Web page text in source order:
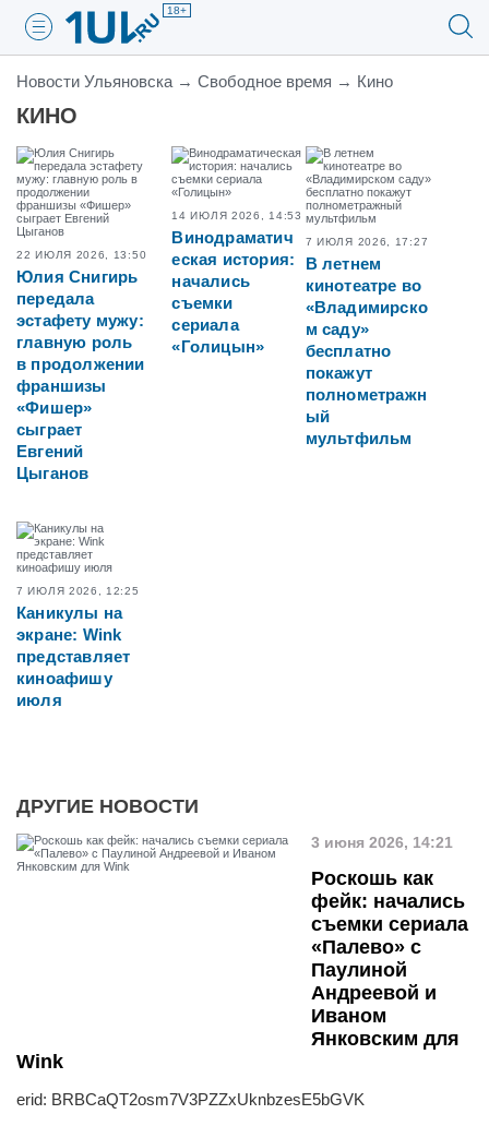
18+
Новости Ульяновска → Свободное время → Кино
КИНО
22 ИЮЛЯ 2026, 13:50
Юлия Снигирь
передала
эстафету мужу:
главную роль
в продолжении
франшизы
«Фишер»
сыграет
Евгений
Цыганов
14 ИЮЛЯ 2026, 14:53
Винодраматич
еская история:
начались
съемки
сериала
«Голицын»
7 ИЮЛЯ 2026, 17:27
В летнем
кинотеатре во
«Владимирско
м саду»
бесплатно
покажут
полнометражн
ый
мультфильм
7 ИЮЛЯ 2026, 12:25
Каникулы на
экране: Wink
представляет
киноафишу
июля
ДРУГИЕ НОВОСТИ
3 июня 2026, 14:21
Роскошь как
фейк: начались
съемки сериала
«Палево» с
Паулиной
Андреевой и
Иваном
Янковским для
Wink
erid: BRBCaQT2osm7V3PZZxUknbzesE5bGVK